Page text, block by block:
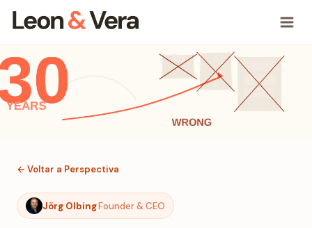
← Voltar a Perspectiva
Jörg OlbingFounder & CEO